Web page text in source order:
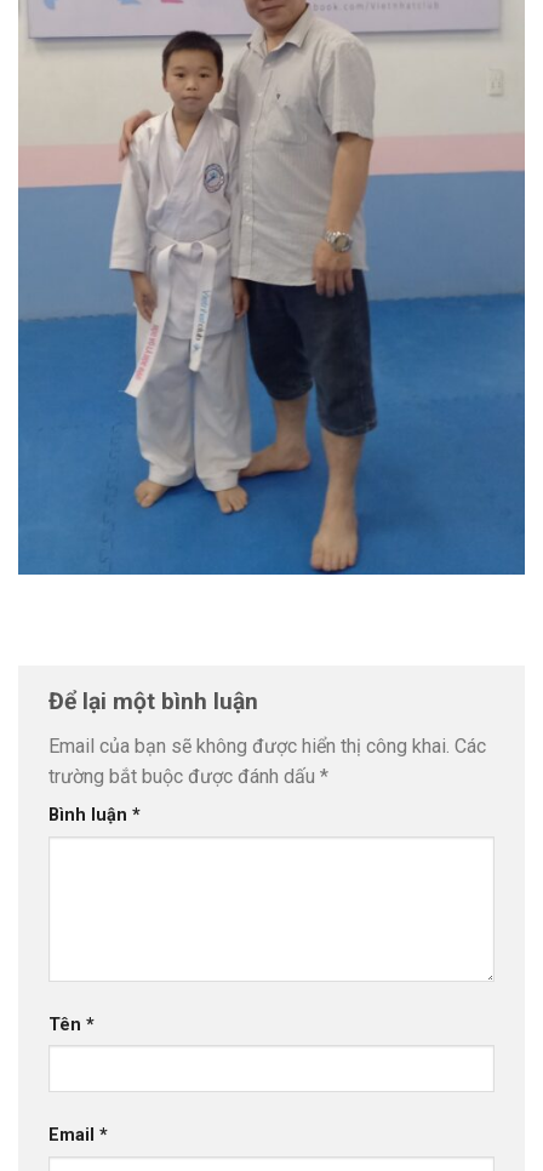
Để lại một bình luận
Email của bạn sẽ không được hiển thị công khai. Các
trường bắt buộc được đánh dấu *
Bình luận *
Tên *
Email *